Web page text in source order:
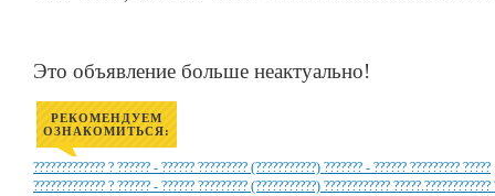
Это объявление больше неактуально!
РЕКОМЕНДУЕМ
ОЗНАКОМИТЬСЯ:
????????????? ? ?????? - ?????? ????????? (???????????) ??????? - ?????? ????????? ?????
????????????? ? ?????? - ?????? ????????? (???????????) ???????????? ?????.????????????